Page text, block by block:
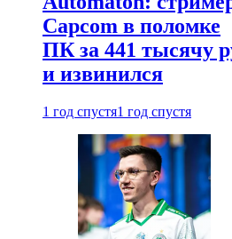
Capcom в поломке
ПК за 441 тысячу
и извинился
1 год спустя1 год спустя